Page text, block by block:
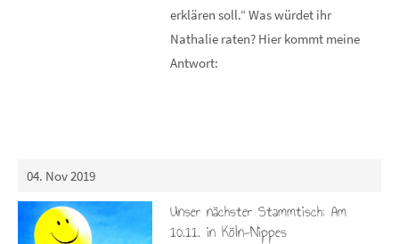
erklären soll.“ Was würdet ihr
Nathalie raten? Hier kommt meine
Antwort:
04. Nov 2019
Unser nächster Stammtisch: Am
10.11. in Köln-Nippes